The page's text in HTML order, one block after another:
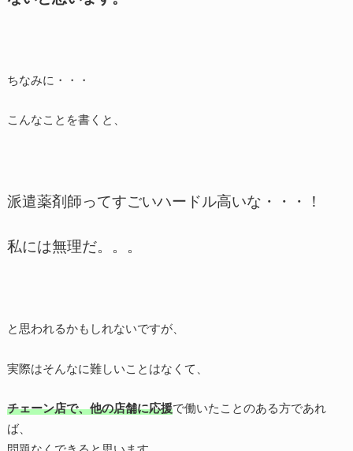
ちなみに・・・
こんなことを書くと、
派遣薬剤師ってすごいハードル高いな・・・！
私には無理だ。。。
と思われるかもしれないですが、
実際はそんなに難しいことはなくて、
チェーン店で、他の店舗に応援で働いたことのある方であれ
ば、